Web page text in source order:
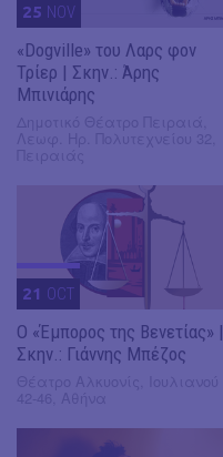
25 NOV
«Dogville» του Λαρς φον
Τρίερ | Σκην.: Άρης
Μπινιάρης
21 OCT
Ο «Έμπορος της Βενετίας» |
Σκην.: Γιάννης Μπέζος